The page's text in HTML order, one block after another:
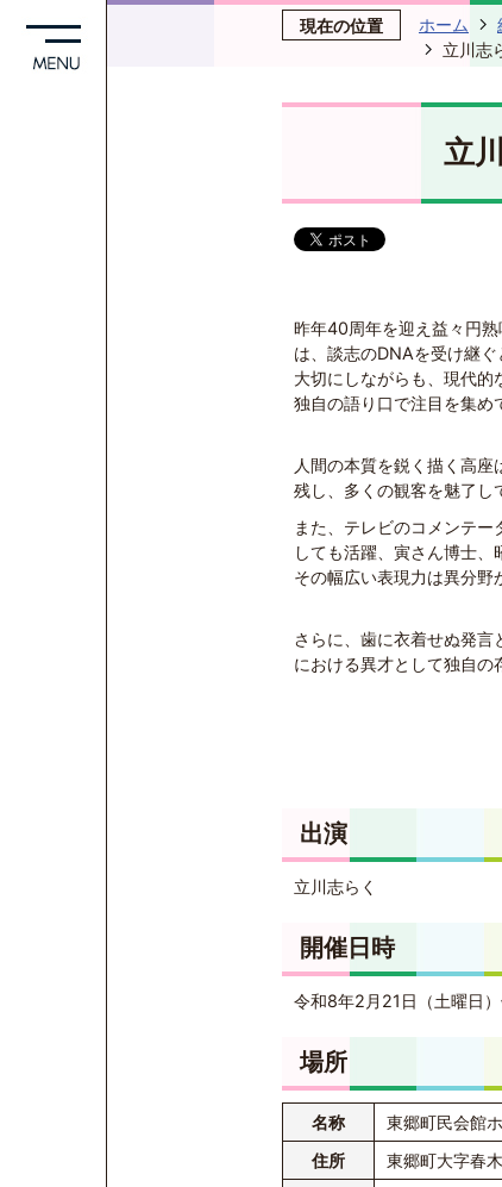
現在の位置 ホーム
立川志
立
昨年40周年を迎え益々円熟
は、談志のDNAを受け継
大切にしながらも、現代的
独自の語り口で注目を集め
人間の本質を鋭く描く高
残し、多くの観客を魅了し
また、テレビのコメンテー
しても活躍、寅さん博士、
その幅広い表現力は異分野
さらに、歯に衣着せぬ発言
における異才として独自の
出演
立川志らく
開催日時
令和8年2月21日（土曜日
場所
名称
東郷町民会館
住所
東郷町大字春